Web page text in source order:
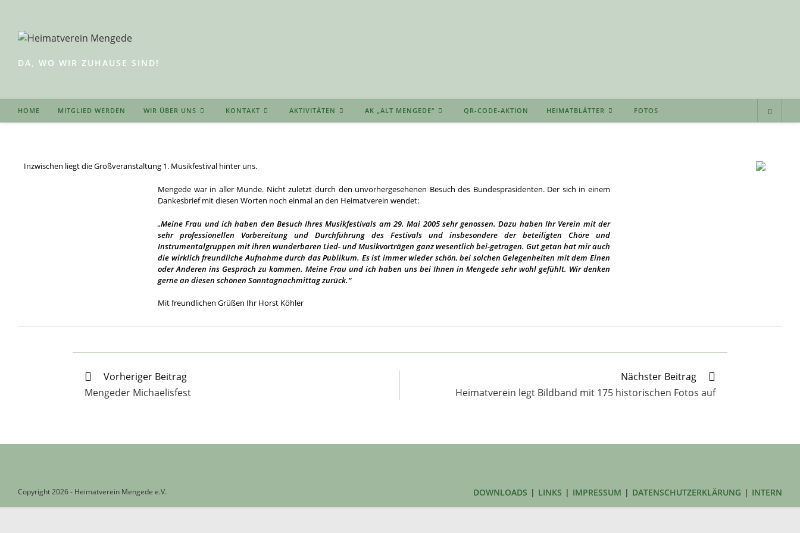
springen
DA, WO WIR ZUHAUSE SIND!
HOME MITGLIED WERDEN WIR ÜBER UNS KONTAKT AKTIVITÄTEN AK „ALT MENGEDE“ QR-CODE-AKTION HEIMATBLÄTTER FOTOS
Inzwischen liegt die Großveranstaltung 1. Musikfestival hinter uns.
Mengede war in aller Munde. Nicht zuletzt durch den unvorhergesehenen Besuch des Bundespräsidenten. Der sich in einem
Dankesbrief mit diesen Worten noch einmal an den Heimatverein wendet:
„Meine Frau und ich haben den Besuch Ihres Musikfestivals am 29. Mai 2005 sehr genossen. Dazu haben Ihr Verein mit der
sehr professionellen Vorbereitung und Durchführung des Festivals und insbesondere der beteiligten Chöre und
Instrumentalgruppen mit ihren wunderbaren Lied- und Musikvorträgen ganz wesentlich bei-getragen. Gut getan hat mir auch
die wirklich freundliche Aufnahme durch das Publikum. Es ist immer wieder schön, bei solchen Gelegenheiten mit dem Einen
oder Anderen ins Gespräch zu kommen. Meine Frau und ich haben uns bei Ihnen in Mengede sehr wohl gefühlt. Wir denken
gerne an diesen schönen Sonntagnachmittag zurück.“
Mit freundlichen Grüßen Ihr Horst Köhler
Weitere
Artikel
ansehen
Vorheriger Beitrag
Mengeder Michaelisfest
Nächster Beitrag
Heimatverein legt Bildband mit 175 historischen Fotos auf
DOWNLOADS LINKS IMPRESSUM DATENSCHUTZERKLÄRUNG INTERN
Copyright 2026 - Heimatverein Mengede e.V.